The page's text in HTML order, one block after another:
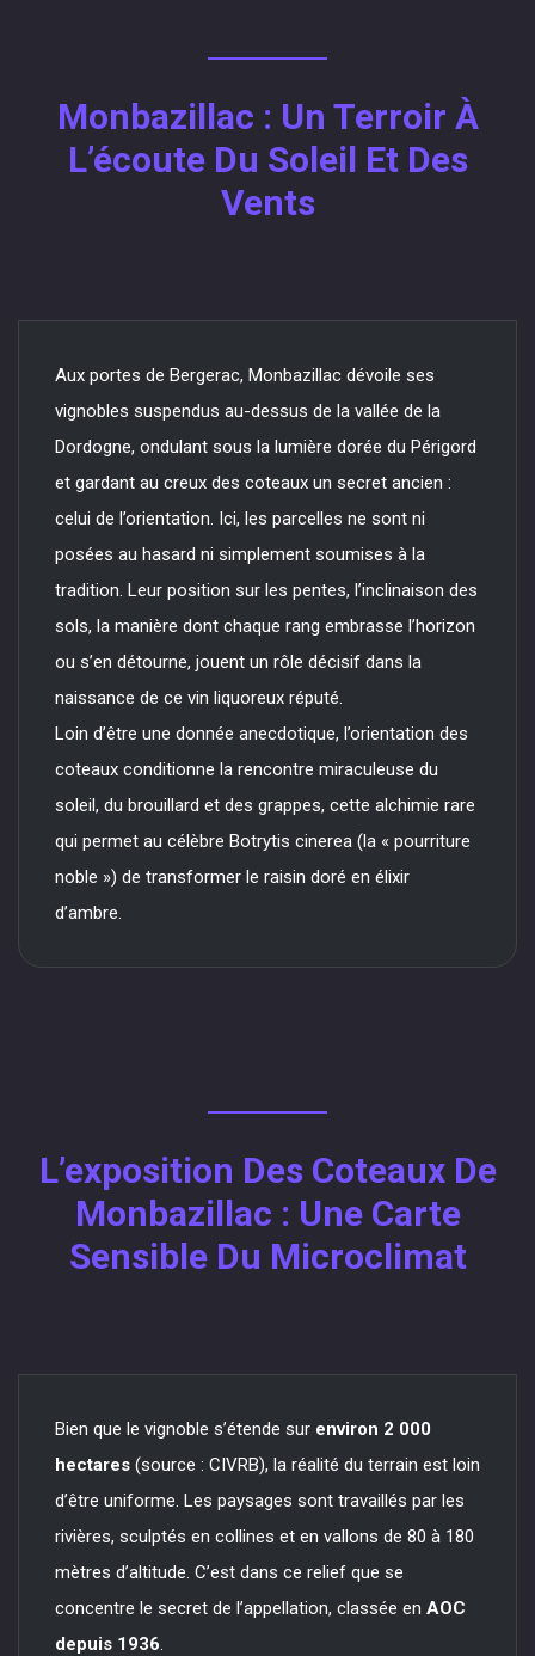
Monbazillac : Un Terroir À
L’écoute Du Soleil Et Des
Vents
Aux portes de Bergerac, Monbazillac dévoile ses
vignobles suspendus au-dessus de la vallée de la
Dordogne, ondulant sous la lumière dorée du Périgord
et gardant au creux des coteaux un secret ancien :
celui de l’orientation. Ici, les parcelles ne sont ni
posées au hasard ni simplement soumises à la
tradition. Leur position sur les pentes, l’inclinaison des
sols, la manière dont chaque rang embrasse l’horizon
ou s’en détourne, jouent un rôle décisif dans la
naissance de ce vin liquoreux réputé.
Loin d’être une donnée anecdotique, l’orientation des
coteaux conditionne la rencontre miraculeuse du
soleil, du brouillard et des grappes, cette alchimie rare
qui permet au célèbre Botrytis cinerea (la « pourriture
noble ») de transformer le raisin doré en élixir
d’ambre.
L’exposition Des Coteaux De
Monbazillac : Une Carte
Sensible Du Microclimat
Bien que le vignoble s’étende sur environ 2 000
hectares (source : CIVRB), la réalité du terrain est loin
d’être uniforme. Les paysages sont travaillés par les
rivières, sculptés en collines et en vallons de 80 à 180
mètres d’altitude. C’est dans ce relief que se
concentre le secret de l’appellation, classée en AOC
depuis 1936.